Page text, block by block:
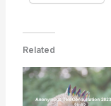
Related